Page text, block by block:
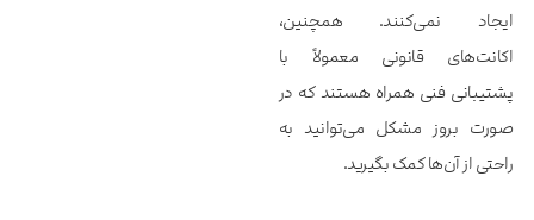
ایجاد نمی‌کنند. همچنین،
اکانت‌های قانونی معمولاً با
پشتیبانی فنی همراه هستند که در
صورت بروز مشکل می‌توانید به
راحتی از آن‌ها کمک بگیرید.